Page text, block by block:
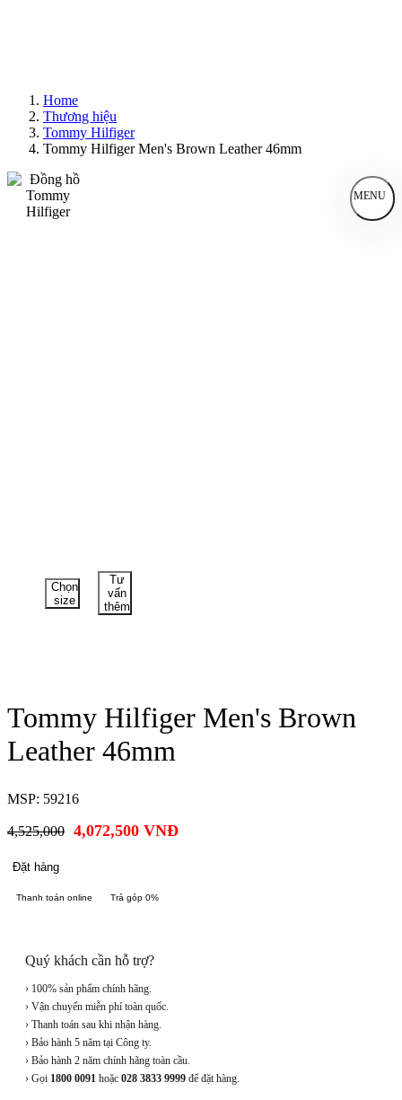
Home
Thương hiệu
Tommy Hilfiger
Tommy Hilfiger Men's Brown Leather 46mm
MENU
Chọn
size
Tư
vấn
thêm
Tommy Hilfiger Men's Brown
Leather 46mm
MSP: 59216
4,525,000 4,072,500 VNĐ
Đặt hàng
Thanh toán online Trả góp 0%
Quý khách cần hỗ trợ?
› 100% sản phẩm chính hãng.
› Vận chuyển miễn phí toàn quốc.
› Thanh toán sau khi nhận hàng.
› Bảo hành 5 năm tại Công ty.
› Bảo hành 2 năm chính hãng toàn cầu.
› Gọi 1800 0091 hoặc 028 3833 9999 để đặt hàng.